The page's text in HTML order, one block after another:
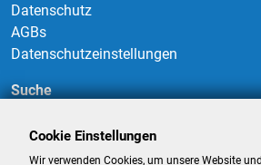
Datenschutz
AGBs
Datenschutzeinstellungen
Suche
Cookie Einstellungen
Wir verwenden Cookies, um unsere Website